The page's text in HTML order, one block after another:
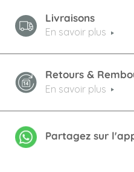
Livraisons
En savoir plus
Retours &
En savoir plus
Partagez sur